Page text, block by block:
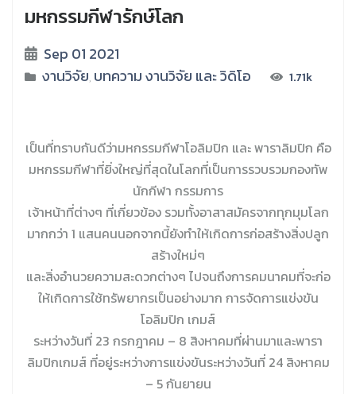
มหกรรมกีฬารักษ์โลก
Sep 01 2021
งานวิจัย, บทความ งานวิจัย และ วิดิโอ 1.71k
เป็นที่ทราบกันดีว่ามหกรรมกีฬาโอลิมปิก และ พาราลิมปิก คือ
มหกรรมกีฬาที่ยิ่งใหญ่ที่สุดในโลกที่เป็นการรวบรวมกองทัพ
นักกีฬา กรรมการ
เจ้าหน้าที่ต่างๆ ที่เกี่ยวข้อง รวมทั้งอาสาสมัครจากทุกมุมโลก
มากกว่า 1 แสนคนนอกจากนี้ยังทำให้เกิดการก่อสร้างสิ่งปลูก
สร้างใหม่ๆ
และสิ่งอำนวยความสะดวกต่างๆ ไปจนถึงการคมนาคมที่จะก่อ
ให้เกิดการใช้ทรัพยากรเป็นอย่างมาก การจัดการแข่งขัน
โอลิมปิก เกมส์
ระหว่างวันที่ 23 กรกฎาคม – 8 สิงหาคมที่ผ่านมาและพารา
ลิมปิกเกมส์ ที่อยู่ระหว่างการแข่งขันระหว่างวันที่ 24 สิงหาคม
– 5 กันยายน